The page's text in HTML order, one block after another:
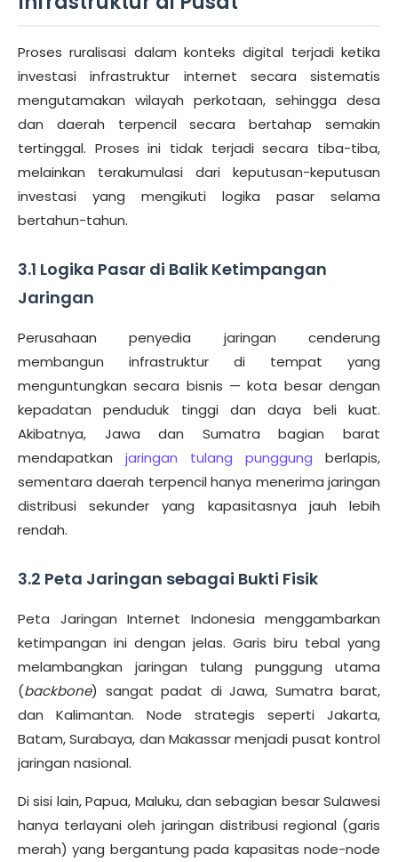
Proses ruralisasi dalam konteks digital terjadi ketika
investasi infrastruktur internet secara sistematis
mengutamakan wilayah perkotaan, sehingga desa
dan daerah terpencil secara bertahap semakin
tertinggal. Proses ini tidak terjadi secara tiba-tiba,
melainkan terakumulasi dari keputusan-keputusan
investasi yang mengikuti logika pasar selama
bertahun-tahun.
3.1 Logika Pasar di Balik Ketimpangan
Jaringan
Perusahaan penyedia jaringan cenderung
membangun infrastruktur di tempat yang
menguntungkan secara bisnis — kota besar dengan
kepadatan penduduk tinggi dan daya beli kuat.
Akibatnya, Jawa dan Sumatra bagian barat
mendapatkan jaringan tulang punggung berlapis,
sementara daerah terpencil hanya menerima jaringan
distribusi sekunder yang kapasitasnya jauh lebih
rendah.
3.2 Peta Jaringan sebagai Bukti Fisik
Peta Jaringan Internet Indonesia menggambarkan
ketimpangan ini dengan jelas. Garis biru tebal yang
melambangkan jaringan tulang punggung utama
(backbone) sangat padat di Jawa, Sumatra barat,
dan Kalimantan. Node strategis seperti Jakarta,
Batam, Surabaya, dan Makassar menjadi pusat kontrol
jaringan nasional.
Di sisi lain, Papua, Maluku, dan sebagian besar Sulawesi
hanya terlayani oleh jaringan distribusi regional (garis
merah) yang bergantung pada kapasitas node-node